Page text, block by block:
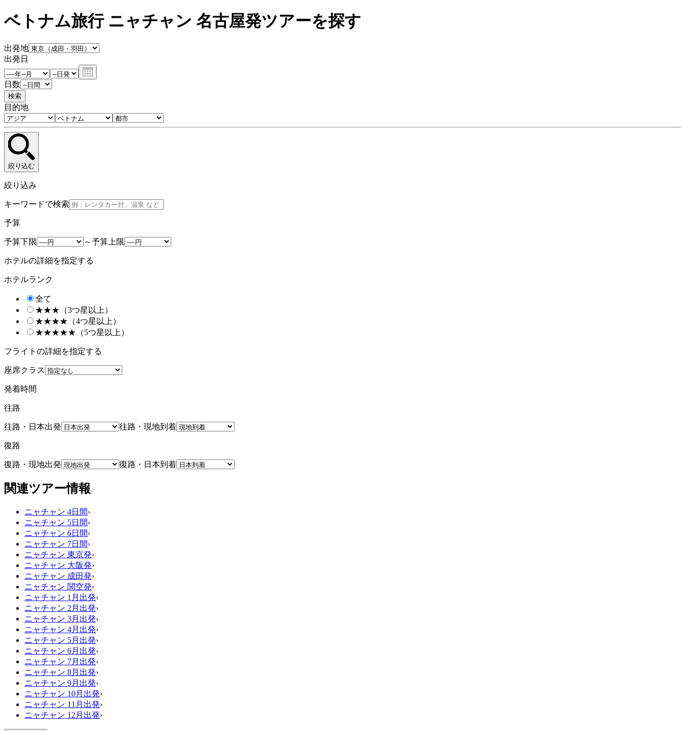
ベトナム旅行 ニャチャン 名古屋発ツアーを探す
出発地
出発日
日数
検索
目的地
絞り込む
絞り込み
キーワードで検索
予算
予算下限 ～予算上限
ホテルの詳細を指定する
ホテルランク
全て
★★★（3つ星以上）
★★★★（4つ星以上）
★★★★★（5つ星以上）
フライトの詳細を指定する
座席クラス
発着時間
往路
往路・日本出発 往路・現地到着
復路
復路・現地出発 復路・日本到着
関連ツアー情報
ニャチャン 4日間›
ニャチャン 5日間›
ニャチャン 6日間›
ニャチャン 7日間›
ニャチャン 東京発›
ニャチャン 大阪発›
ニャチャン 成田発›
ニャチャン 関空発›
ニャチャン 1月出発›
ニャチャン 2月出発›
ニャチャン 3月出発›
ニャチャン 4月出発›
ニャチャン 5月出発›
ニャチャン 6月出発›
ニャチャン 7月出発›
ニャチャン 8月出発›
ニャチャン 9月出発›
ニャチャン 10月出発›
ニャチャン 11月出発›
ニャチャン 12月出発›